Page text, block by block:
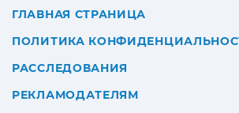
ГЛАВНАЯ СТРАНИЦА
ПОЛИТИКА
РАССЛЕДОВАНИЯ
РЕКЛАМОДАТЕЛЯМ